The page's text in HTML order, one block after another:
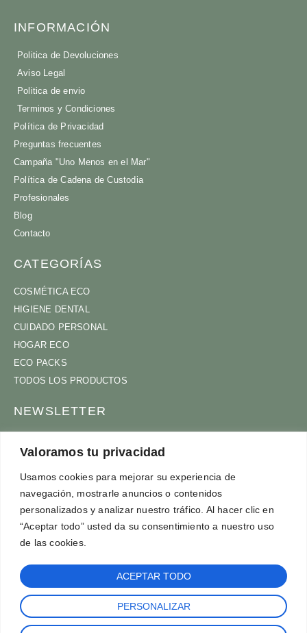
Valoramos tu privacidad
Usamos cookies para mejorar su experiencia de
navegación, mostrarle anuncios o contenidos
personalizados y analizar nuestro tráfico. Al hacer clic en
“Aceptar todo” usted da su consentimiento a nuestro uso
de las cookies.
PERSONALIZAR
ACEPTAR TODO
INFORMACIÓN
Politica de Devoluciones
Aviso Legal
Politica de envio
Terminos y Condiciones
Política de Privacidad
Preguntas frecuentes
Campaña "Uno Menos en el Mar"
Política de Cadena de Custodia
Profesionales
Blog
Contacto
CATEGORÍAS
COSMÉTICA ECO
HIGIENE DENTAL
CUIDADO PERSONAL
HOGAR ECO
ECO PACKS
TODOS LOS PRODUCTOS
NEWSLETTER
ACEPTOTÉRMINOS Y CONDICIONES
SUSCRÍBETE